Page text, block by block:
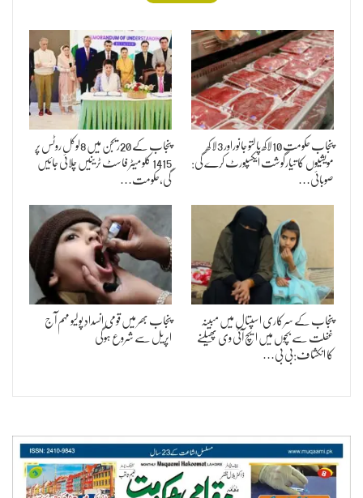
پنجاب حکومت 10لاکھ پالتو جانوراور 3لا کھ
مویشیوں کا تیارگوشت ایکسپورٹ کرے گی:
صوبائی…
پنجاب کے 20ریجن میں 8لوکل روٹس پر
1415 کلو میٹر فاسٹ ٹرینیں چلائی جائیں
گی،حکومت…
پنجاب کے سرکاری اسپتال میں مبینہ
غفلت سے بچوں میں ایچ آئی وی پھیلنے
کا انکشاف:بی بی…
پنجاب بھر میں قومی انسدادِ پولیو مہم آج
اپریل سے شروع ہوگی